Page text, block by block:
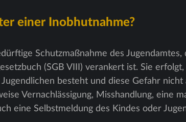
einer Inobhutnahme?
Schutzmaßnahme des
(SGB VIII) verankert ist. Sie
besteht und diese Gefahr
Vernachlässigung, Misshandlung, eine
eine Selbstmeldung des Kindes oder